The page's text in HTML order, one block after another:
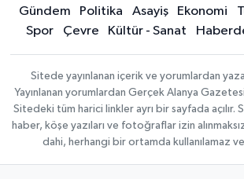
Gündem Politika Asayiş Ekonomi
Spor
Çevre Kültür - Sanat
Sitede yayınlanan içerik ve yorumlardan
Yayınlanan yorumlardan Gerçek Alanya
Sitedeki tüm harici linkler ayrı bir sayfada açılır.
haber, köşe yazıları ve fotoğraflar izin
dahi, herhangi bir ortamda kullanılamaz ve